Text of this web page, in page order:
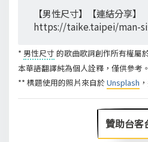
【男性尺寸】【連結分享】
https://taike.taipei/man-
* 男性尺寸 的歌曲歌詞創作所有權屬
本華語翻譯純為個人詮釋，僅供參考。
** 標題使用的照片來自於Unsplash
贊助台客